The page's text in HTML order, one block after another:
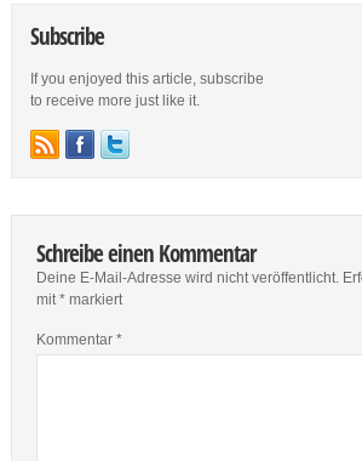
Subscribe
If you enjoyed this article, subscribe
to receive more just like it.
Schreibe einen Kommentar
Deine E-Mail-Adresse wird nicht veröffentlicht.
mit*markiert
Kommentar *